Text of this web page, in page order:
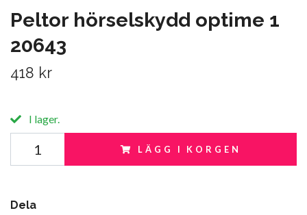
Peltor hörselskydd optime 1
20643
418 kr
I lager.
LÄGG I KORGEN
Dela